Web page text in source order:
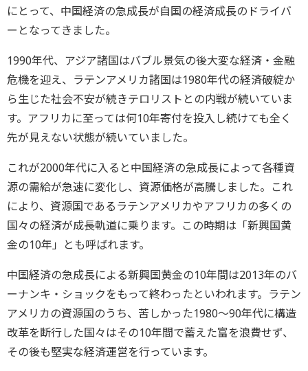
にとって、中国経済の急成長が自国の経済成長のドライバ
ーとなってきました。
1990年代、アジア諸国はバブル景気の後大変な経済・金融
危機を迎え、ラテンアメリカ諸国は1980年代の経済破綻か
ら生じた社会不安が続きテロリストとの内戦が続いていま
す。アフリカに至っては何10年寄付を投入し続けても全く
先が見えない状態が続いていました。
これが2000年代に入ると中国経済の急成長によって各種資
源の需給が急速に変化し、資源価格が高騰しました。これ
により、資源国であるラテンアメリカやアフリカの多くの
国々の経済が成長軌道に乗ります。この時期は「新興国黄
金の10年」とも呼ばれます。
中国経済の急成長による新興国黄金の10年間は2013年のバ
ーナンキ・ショックをもって終わったといわれます。ラテン
アメリカの資源国のうち、苦しかった1980～90年代に構造
改革を断行した国々はその10年間で蓄えた富を浪費せず、
その後も堅実な経済運営を行っています。